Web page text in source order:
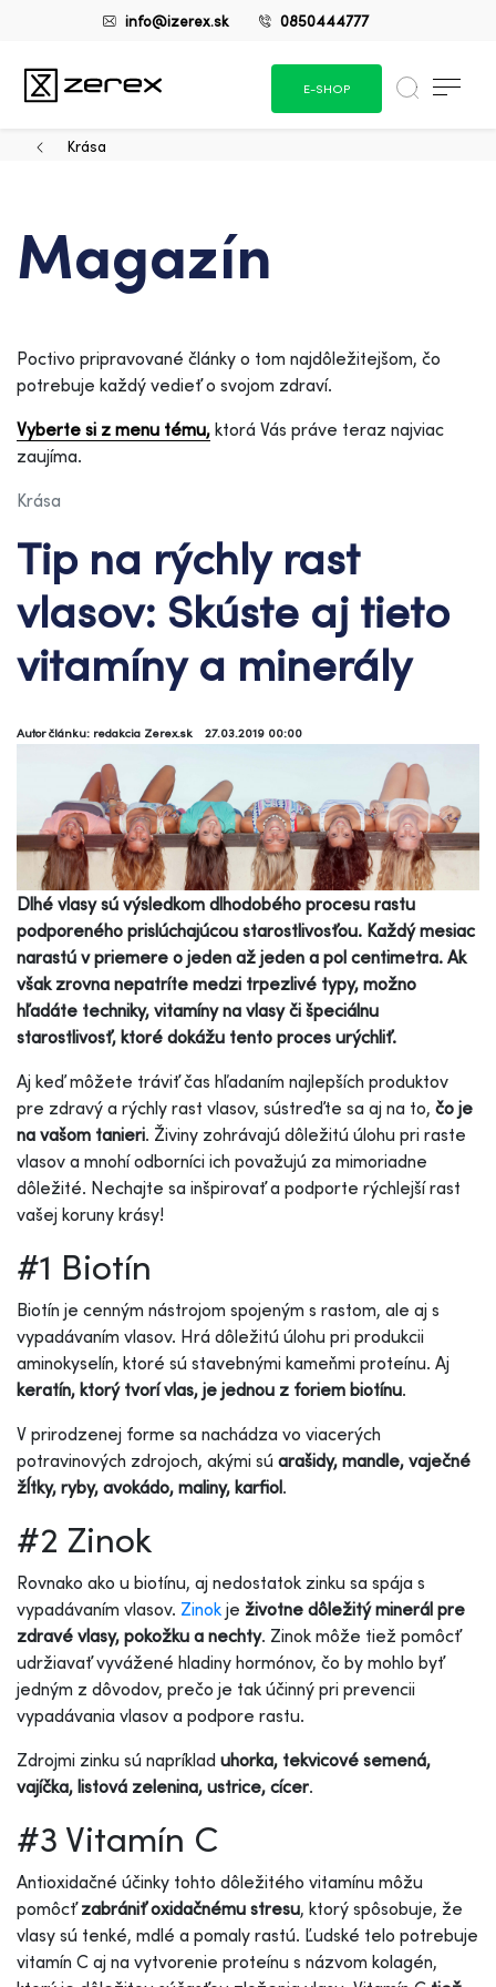
info@izerex.sk 0850444777
E-SHOP
Krása
Magazín
Poctivo pripravované články o tom najdôležitejšom, čo
potrebuje každý vedieť o svojom zdraví.
Vyberte si z menu tému, ktorá Vás práve teraz najviac
zaujíma.
Krása
Tip na rýchly rast
vlasov: Skúste aj tieto
vitamíny a minerály
Autor článku: redakcia Zerex.sk 27.03.2019 00:00
Dlhé vlasy sú výsledkom dlhodobého procesu rastu
podporeného prislúchajúcou starostlivosťou. Každý mesiac
narastú v priemere o jeden až jeden a pol centimetra. Ak
však zrovna nepatríte medzi trpezlivé typy, možno
hľadáte techniky, vitamíny na vlasy či špeciálnu
starostlivosť, ktoré dokážu tento proces urýchliť.
Aj keď môžete tráviť čas hľadaním najlepších produktov
pre zdravý a rýchly rast vlasov, sústreďte sa aj na to, čo je
na vašom tanieri. Živiny zohrávajú dôležitú úlohu pri raste
vlasov a mnohí odborníci ich považujú za mimoriadne
dôležité. Nechajte sa inšpirovať a podporte rýchlejší rast
vašej koruny krásy!
#1 Biotín
Biotín je cenným nástrojom spojeným s rastom, ale aj s
vypadávaním vlasov. Hrá dôležitú úlohu pri produkcii
aminokyselín, ktoré sú stavebnými kameňmi proteínu. Aj
keratín, ktorý tvorí vlas, je jednou z foriem biotínu.
V prirodzenej forme sa nachádza vo viacerých
potravinových zdrojoch, akými sú arašidy, mandle, vaječné
žĺtky, ryby, avokádo, maliny, karfiol.
#2 Zinok
Rovnako ako u biotínu, aj nedostatok zinku sa spája s
vypadávaním vlasov. Zinok je životne dôležitý minerál pre
zdravé vlasy, pokožku a nechty. Zinok môže tiež pomôcť
udržiavať vyvážené hladiny hormónov, čo by mohlo byť
jedným z dôvodov, prečo je tak účinný pri prevencii
vypadávania vlasov a podpore rastu.
Zdrojmi zinku sú napríklad uhorka, tekvicové semená,
vajíčka, listová zelenina, ustrice, cícer.
#3 Vitamín C
Antioxidačné účinky tohto dôležitého vitamínu môžu
pomôcťzabrániť oxidačnému stresu, ktorý spôsobuje, že
vlasy sú tenké, mdlé a pomaly rastú. Ľudské telo potrebuje
vitamín C aj na vytvorenie proteínu s názvom kolagén,